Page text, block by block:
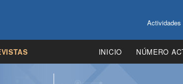
Actividades
INICIO NÚMERO